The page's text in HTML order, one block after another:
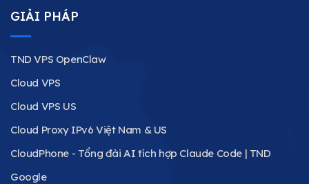
GIẢI PHÁP
TND VPS OpenClaw
Cloud VPS
Cloud VPS US
Cloud Proxy IPv6 Việt Nam & US
CloudPhone - Tổng đài AI tích hợp Claude Code | TND
Google